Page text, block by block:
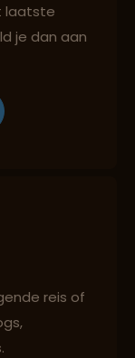
en milieu
laatste
je dan aan
reis of